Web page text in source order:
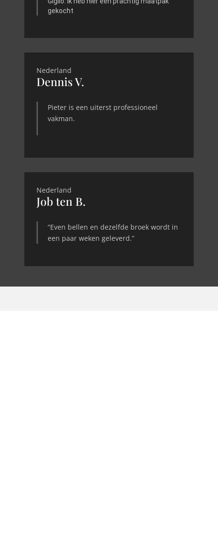
gekocht
Nederland
Dennis V.
Pieter is een uiterst professioneel
vakman.
Nederland
Job ten B.
“Even bellen en dezelfde broek wordt in
een paar weken geleverd.”